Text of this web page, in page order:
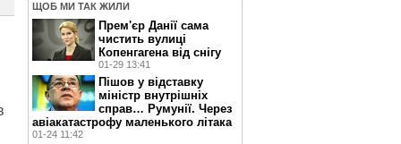
ЩОБ МИ ТАК ЖИЛИ
Прем'єр Данії сама
чистить вулиці
Копенгагена від снігу
01-29 13:41
Пішов у відставку
міністр внутрішніх
справ… Румунії. Через
авіакатастрофу маленького літака
01-24 11:42